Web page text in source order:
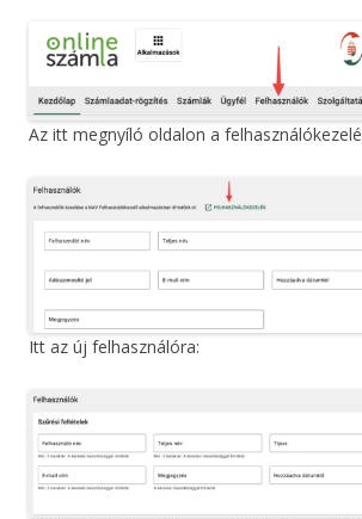
Az itt megnyíló oldalon a
Itt az új felhasználóra: